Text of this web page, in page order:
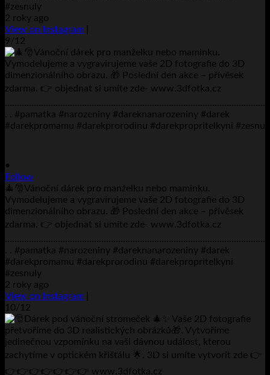
#zesnuly
2 roky ago
View on Instagram
9/12
•
Follow
🎄🎅Vánoční dárek pro manželku nebo maminku.
Vymodelujeme a vygravírujeme vaše 2D fotografie do 3D
dimenzionálního obrazu. 🎁 Poslední den akce – přívěsek
zdarma. 👉 objednat si umíte zde- www.3dfotka.cz
. . #pamatka #narozeniny #dareknanarozeniny #darek
#darekpromamu #darekprorodinu #darekpropritelkyni
#zesnuly
2 roky ago
View on Instagram
10/12